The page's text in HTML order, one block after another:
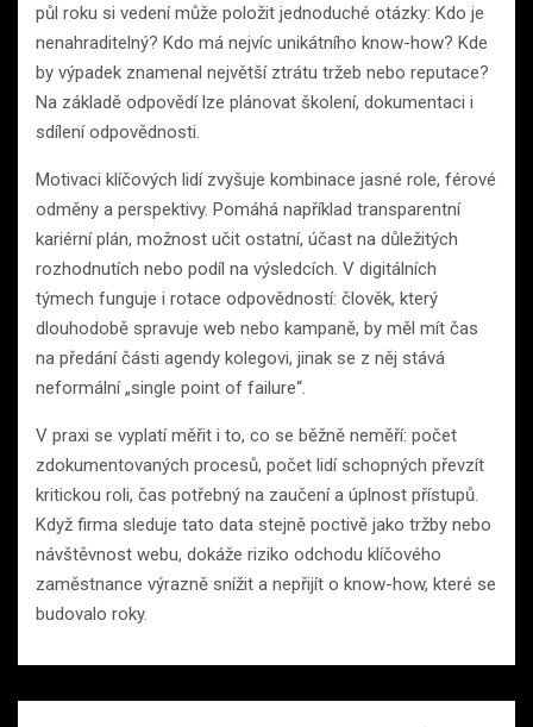
půl roku si vedení může položit jednoduché otázky: Kdo je
nenahraditelný? Kdo má nejvíc unikátního know-how? Kde
by výpadek znamenal největší ztrátu tržeb nebo reputace?
Na základě odpovědí lze plánovat školení, dokumentaci i
sdílení odpovědnosti.
Motivaci klíčových lidí zvyšuje kombinace jasné role, férové
odměny a perspektivy. Pomáhá například transparentní
kariérní plán, možnost učit ostatní, účast na důležitých
rozhodnutích nebo podíl na výsledcích. V digitálních
týmech funguje i rotace odpovědností: člověk, který
dlouhodobě spravuje web nebo kampaně, by měl mít čas
na předání části agendy kolegovi, jinak se z něj stává
neformální „single point of failure“.
V praxi se vyplatí měřit i to, co se běžně neměří: počet
zdokumentovaných procesů, počet lidí schopných převzít
kritickou roli, čas potřebný na zaučení a úplnost přístupů.
Když firma sleduje tato data stejně poctivě jako tržby nebo
návštěvnost webu, dokáže riziko odchodu klíčového
zaměstnance výrazně snížit a nepřijít o know-how, které se
budovalo roky.